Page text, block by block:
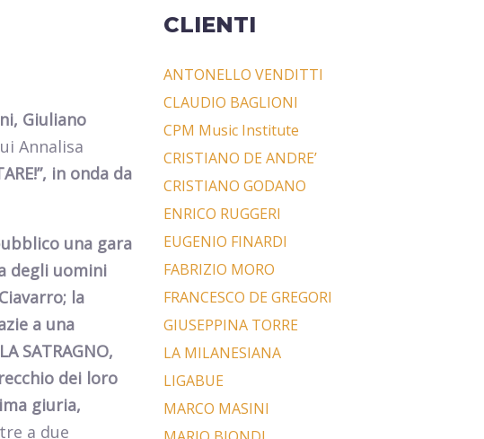
Giuliano
Annalisa
in onda da
una gara
degli uomini
la
a una
SATRAGNO,
dei loro
giuria,
a due
CLIENTI
ANTONELLO VENDITTI
CLAUDIO BAGLIONI
CPM Music Institute
CRISTIANO DE ANDRE’
CRISTIANO GODANO
ENRICO RUGGERI
EUGENIO FINARDI
FABRIZIO MORO
FRANCESCO DE GREGORI
GIUSEPPINA TORRE
LA MILANESIANA
LIGABUE
MARCO MASINI